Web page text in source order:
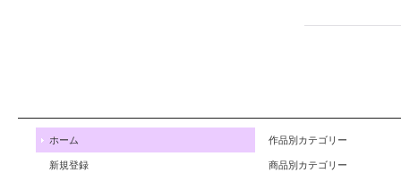
ホーム
新規登録
作品別カテゴリー
商品別カテゴリー